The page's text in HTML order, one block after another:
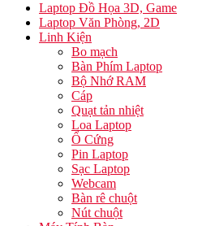
Laptop Đồ Họa 3D, Game
Laptop Văn Phòng, 2D
Linh Kiện
Bo mạch
Bàn Phím Laptop
Bộ Nhớ RAM
Cáp
Quạt tản nhiệt
Loa Laptop
Ổ Cứng
Pin Laptop
Sạc Laptop
Webcam
Bàn rê chuột
Nút chuột